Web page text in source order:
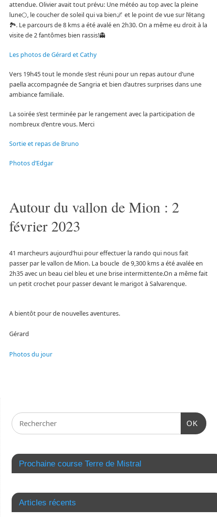
attendue. Olivier avait tout prévu: Une météo au top avec la pleine
lune🌕, le coucher de soleil qui va bien🌌 et le point de vue sur l’étang
🏞. Le parcours de 8 kms a été avalé en 2h30. On a même eu droit à la
visite de 2 fantômes bien rassis!👻
Les photos de Gérard et Cathy
Vers 19h45 tout le monde s’est réuni pour un repas autour d’une
paella accompagnée de Sangria et bien d’autres surprises dans une
ambiance familiale.
La soirée s’est terminée par le rangement avec la participation de
nombreux d’entre vous. Merci
Sortie et repas de Bruno
Photos d’Edgar
Autour du vallon de Mion : 2
février 2023
41 marcheurs aujourd’hui pour effectuer la rando qui nous fait
passer par le vallon de Mion. La boucle de 9,300 kms a été avalée en
2h35 avec un beau ciel bleu et une brise intermittente.On a même fait
un petit crochet pour passer devant le marigot à Salvarenque.
A bientôt pour de nouvelles aventures.
Gérard
Photos du jour
OK
Prochaine course Terre de Mistral
Articles récents